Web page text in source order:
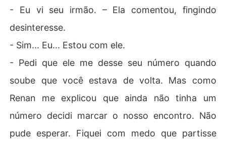
- Eu vi seu irmão. – Ela comentou, fingindo
desinteresse.
- Sim... Eu... Estou com ele.
- Pedi que ele me desse seu número quando
soube que você estava de volta. Mas como
Renan me explicou que ainda não tinha um
número decidi marcar o nosso encontro. Não
pude esperar. Fiquei com medo que partisse